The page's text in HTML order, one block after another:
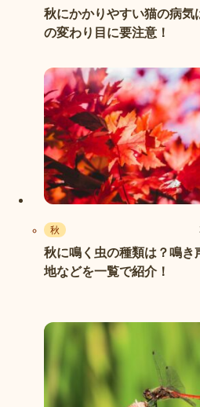
秋にかかりやすい猫の病気
の変わり目に要注意！
秋
秋に鳴く虫の種類は？鳴き
地などを一覧で紹介！